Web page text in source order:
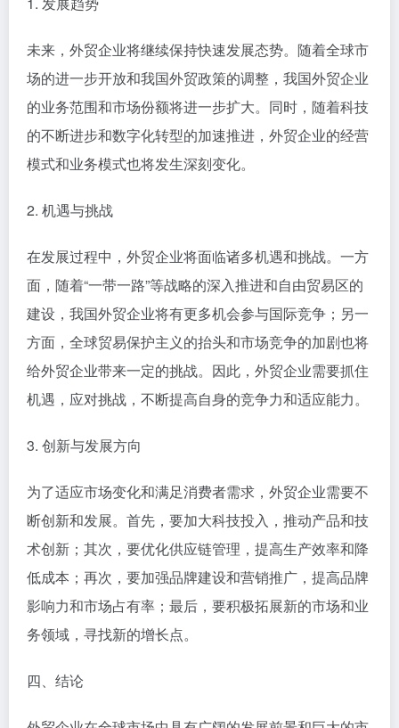
未来，外贸企业将继续保持快速发展态势。随着全球市
场的进一步开放和我国外贸政策的调整，我国外贸企业
的业务范围和市场份额将进一步扩大。同时，随着科技
的不断进步和数字化转型的加速推进，外贸企业的经营
模式和业务模式也将发生深刻变化。
2. 机遇与挑战
在发展过程中，外贸企业将面临诸多机遇和挑战。一方
面，随着“一带一路”等战略的深入推进和自由贸易区的
建设，我国外贸企业将有更多机会参与国际竞争；另一
方面，全球贸易保护主义的抬头和市场竞争的加剧也将
给外贸企业带来一定的挑战。因此，外贸企业需要抓住
机遇，应对挑战，不断提高自身的竞争力和适应能力。
3. 创新与发展方向
为了适应市场变化和满足消费者需求，外贸企业需要不
断创新和发展。首先，要加大科技投入，推动产品和技
术创新；其次，要优化供应链管理，提高生产效率和降
低成本；再次，要加强品牌建设和营销推广，提高品牌
影响力和市场占有率；最后，要积极拓展新的市场和业
务领域，寻找新的增长点。
四、结论